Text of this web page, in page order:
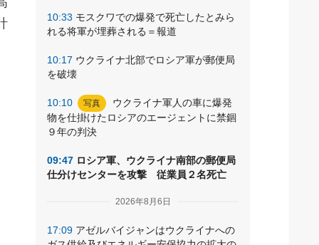
10:33 モスクワでの爆発で死亡したとみら
れる将軍が埋葬される＝報道
10:17 ウクライナ北部でロシア軍が郵便局
を破壊
10:10 写真
ウクライナ軍人の車に爆発
物を仕掛けたロシアのエージェントに禁錮
９年の判決
09:47 ロシア軍、ウクライナ南部の郵便局
仕分けセンターを攻撃 従業員２名死亡
2026年8月6日
17:09 アゼルバイジャンはウクライナへの